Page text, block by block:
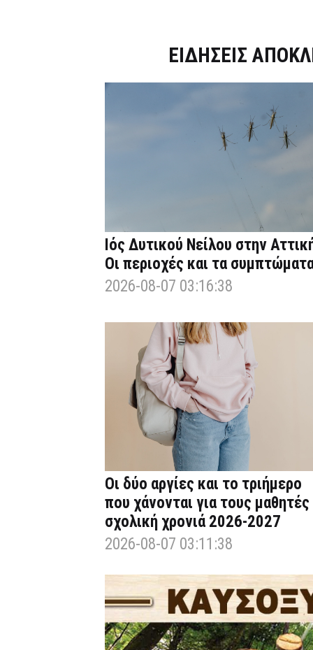
ΕΙΔΗΣΕΙΣ
Ιός Δυτικού Νείλου στην
Οι περιοχές και τα
2026-08-07 03:16:38
Οι δύο αργίες και το τριήμερο
που χάνονται για τους μαθητές
σχολική χρονιά 2026-2027
2026-08-07 03:11:38